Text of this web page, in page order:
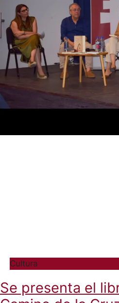
Cultura
Se presenta el